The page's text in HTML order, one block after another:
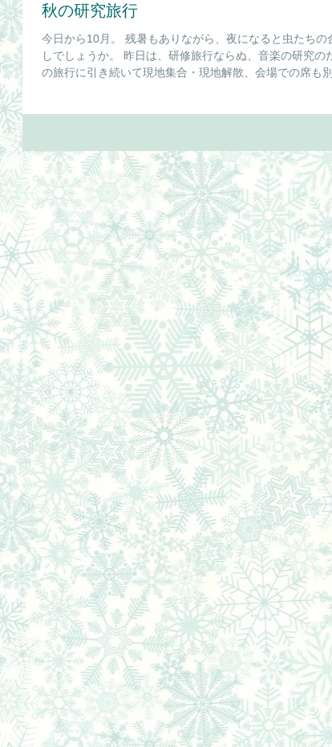
秋の研究旅行
今日から10月。 残暑もありながら、夜になると虫たち
しでしょうか。 昨日は、研修旅行ならぬ、音楽の研究
の旅行に引き続いて現地集合・現地解散、会場での席も